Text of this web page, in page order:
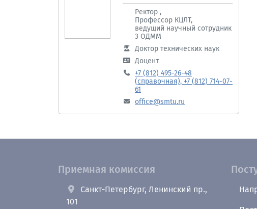
Ректор ,
Профессор КЦЛТ,
ведущий научный сотрудник
3 ОДММ
Доктор технических наук
Доцент
+7 (812) 495-26-48
(справочная), +7 (812) 714-07-
61
office@smtu.ru
Приемная комиссия
Санкт-Петербург, Ленинский пр.,
101